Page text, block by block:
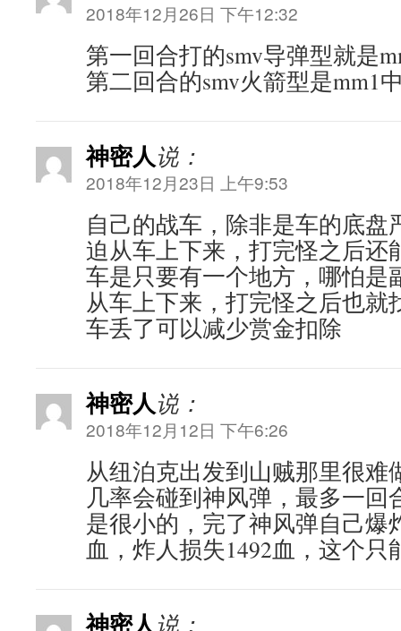
2018年12月26日 下午12:32
第一回合打的smv导弹型就是
第二回合的smv火箭型是mm1
神密人说：
2018年12月23日 上午9:53
自己的战车，除非是车的底盘
迫从车上下来，打完怪之后还
车是只要有一个地方，哪怕是
从车上下来，打完怪之后也就
车丢了可以减少赏金扣除
神密人说：
2018年12月12日 下午6:26
从纽泊克出发到山贼那里很难
几率会碰到神风弹，最多一回
是很小的，完了神风弹自己爆
血，炸人损失1492血，这个只
神密人说：